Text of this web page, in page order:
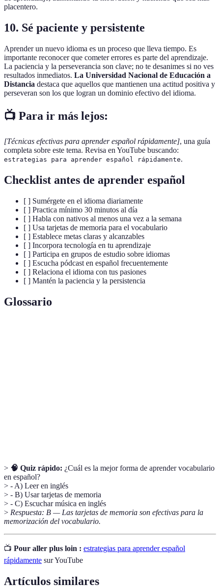
placentero.
10. Sé paciente y persistente
Aprender un nuevo idioma es un proceso que lleva tiempo. Es
importante reconocer que cometer errores es parte del aprendizaje.
La paciencia y la perseverancia son clave; no te desanimes si no ves
resultados inmediatos. La Universidad Nacional de Educación a
Distancia destaca que aquellos que mantienen una actitud positiva y
perseveran son los que logran un dominio efectivo del idioma.
📺 Para ir más lejos:
[Técnicas efectivas para aprender español rápidamente], una guía
completa sobre este tema. Revisa en YouTube buscando:
estrategias para aprender español rápidamente.
Checklist antes de aprender español
[ ] Sumérgete en el idioma diariamente
[ ] Practica mínimo 30 minutos al día
[ ] Habla con nativos al menos una vez a la semana
[ ] Usa tarjetas de memoria para el vocabulario
[ ] Establece metas claras y alcanzables
[ ] Incorpora tecnología en tu aprendizaje
[ ] Participa en grupos de estudio sobre idiomas
[ ] Escucha pódcast en español frecuentemente
[ ] Relaciona el idioma con tus pasiones
[ ] Mantén la paciencia y la persistencia
Glossario
> 🧠 Quiz rápido: ¿Cuál es la mejor forma de aprender vocabulario
en español?
> - A) Leer en inglés
> - B) Usar tarjetas de memoria
> - C) Escuchar música en inglés
> Respuesta: B — Las tarjetas de memoria son efectivas para la
memorización del vocabulario.
📺 Pour aller plus loin : estrategias para aprender español
rápidamente sur YouTube
Artículos similares